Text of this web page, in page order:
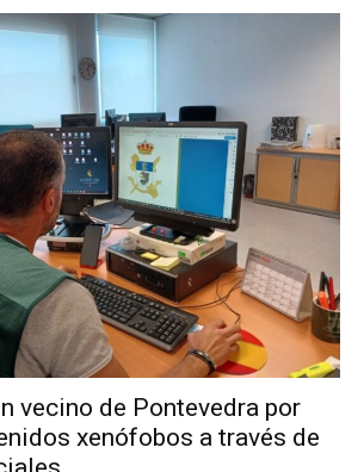
vecino de Pontevedra por
xenófobos a través de